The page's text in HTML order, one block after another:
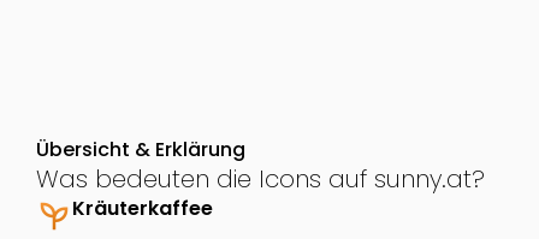
Übersicht & Erklärung
Was bedeuten die Icons auf sunny.at?
psychiatryKräuterkaffee